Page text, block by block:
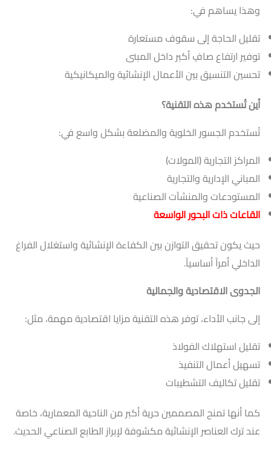
وهذا يساهم في:
تقليل الحاجة إلى سقوف مستعارة
توفير ارتفاع صافٍ أكبر داخل المبنى
تحسين التنسيق بين الأعمال الإنشائية والميكانيكية
أين تُستخدم هذه التقنية؟
تُستخدم الجسور الخلوية والمضلعة بشكل واسع في:
المراكز التجارية (المولات)
المباني الإدارية والتجارية
المستودعات والمنشآت الصناعية
القاعات ذات البحور الواسعة
حيث يكون تحقيق التوازن بين الكفاءة الإنشائية واستغلال الفراغ
الداخلي أمراً أساسياً.
الجدوى الاقتصادية والجمالية
إلى جانب الأداء، توفر هذه التقنية مزايا اقتصادية مهمة، مثل:
تقليل استهلاك الفولاذ
تسهيل أعمال التنفيذ
تقليل تكاليف التشطيبات
كما أنها تمنح المصممين حرية أكبر من الناحية المعمارية، خاصة
عند ترك العناصر الإنشائية مكشوفة لإبراز الطابع الصناعي الحديث.